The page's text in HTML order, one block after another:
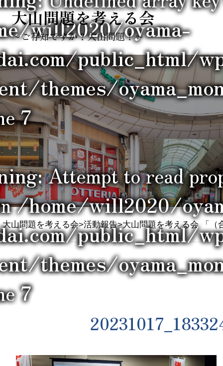
大山問題を考える会
〜ご存知ですか？大山問題！〜
will2020/oyama-
public_html/
themes/
7
: Attempt to read
/home/will2020/
public_html/
themes/
7
大山問題を考える会>活動報告>大山問題を考える会 「（